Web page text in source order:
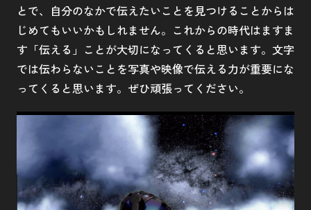
とで、自分のなかで伝えたいことを見つけることからは
じめてもいいかもしれません。これからの時代はますま
す「伝える」ことが大切になってくると思います。文字
では伝わらないことを写真や映像で伝える力が重要にな
ってくると思います。ぜひ頑張ってください。